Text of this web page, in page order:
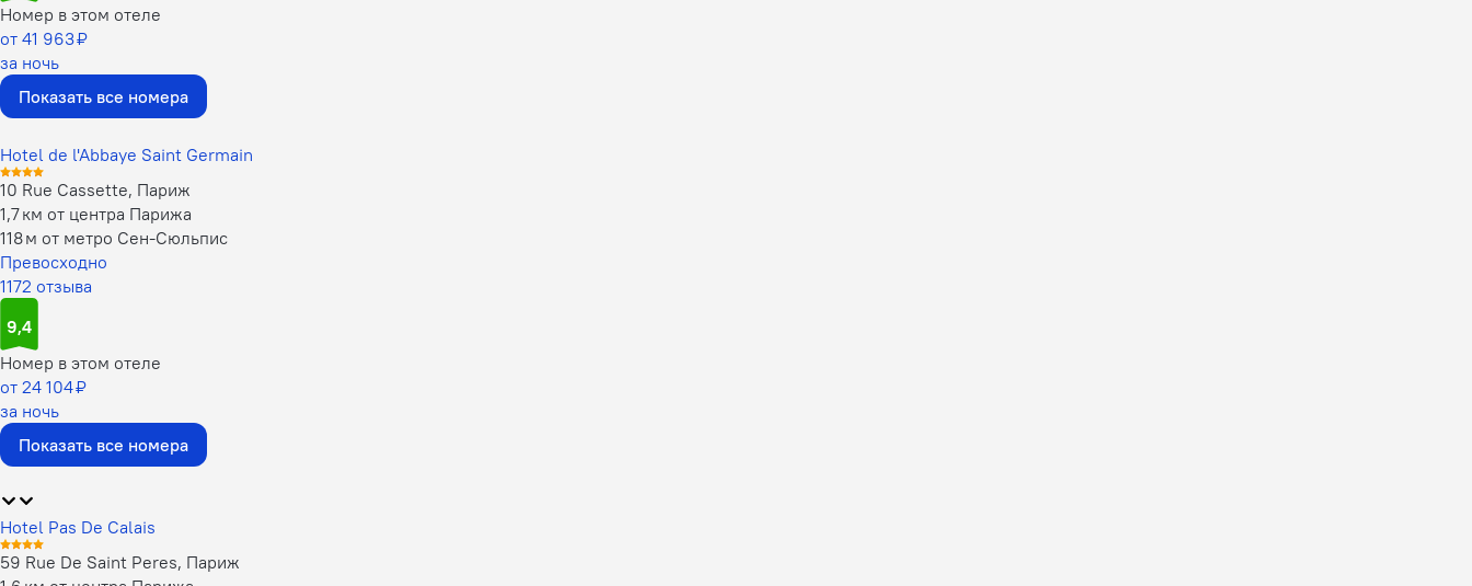
Номер в этом отеле
от 41 963 ₽
за ночь
Показать все номера
Hotel de l'Abbaye Saint Germain
10 Rue Cassette, Париж
1,7 км от центра Парижа
118 м от метро Сен-Сюльпис
Превосходно
1172 отзыва
9,4
Номер в этом отеле
от 24 104 ₽
за ночь
Показать все номера
Hotel Pas De Calais
59 Rue De Saint Peres, Париж